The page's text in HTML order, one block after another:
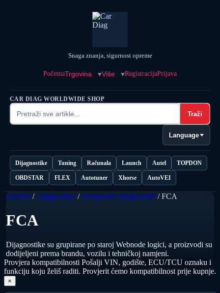
Snaga znanja, sigurnost opreme
PočetnaTrgovina Više RegistracijaPrijava
CAR DIAG WORLDWIDE SHOP
Traži
Language
Dijagnostike Tuning Računala Launch Autel TOPDON
OBDSTAR FLEX Autotuner Xhorse AutoVEI
Početna /Dijagnostike /Namjenske dijagnostike / FCA
FCA
Dijagnostike su grupirane po staroj Webnode logici, a proizvodi su
dodijeljeni prema brandu, vozilu i tehničkoj namjeni.
Provjera kompatibilnosti Pošalji VIN, godište, ECU/TCU oznaku i
funkciju koju želiš raditi. Provjerit ćemo kompatibilnost prije kupnje.
×